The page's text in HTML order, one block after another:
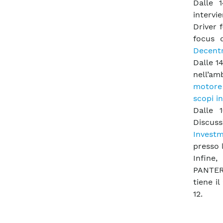
Dalle
Driver
focus
Dalle
scopi
Dalle
presso
Infine,
tiene il
12.